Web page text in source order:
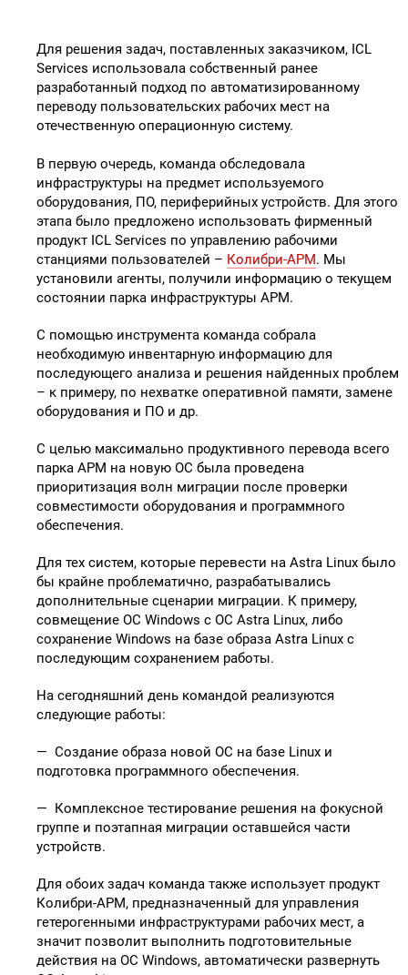
Для решения задач, поставленных заказчиком, ICL
Services использовала собственный ранее
разработанный подход по автоматизированному
переводу пользовательских рабочих мест на
отечественную операционную систему.
В первую очередь, команда обследовала
инфраструктуры на предмет используемого
оборудования, ПО, периферийных устройств. Для этого
этапа было предложено использовать фирменный
продукт ICL Services по управлению рабочими
станциями пользователей – Колибри-АРМ. Мы
установили агенты, получили информацию о текущем
состоянии парка инфраструктуры АРМ.
С помощью инструмента команда собрала
необходимую инвентарную информацию для
последующего анализа и решения найденных проблем
– к примеру, по нехватке оперативной памяти, замене
оборудования и ПО и др.
С целью максимально продуктивного перевода всего
парка АРМ на новую ОС была проведена
приоритизация волн миграции после проверки
совместимости оборудования и программного
обеспечения.
Для тех систем, которые перевести на Astra Linux было
бы крайне проблематично, разрабатывались
дополнительные сценарии миграции. К примеру,
совмещение ОС Windows c OC Astra Linux, либо
сохранение Windows на базе образа Astra Linux с
последующим сохранением работы.
На сегодняшний день командой реализуются
следующие работы:
— Создание образа новой ОС на базе Linux и
подготовка программного обеспечения.
— Комплексное тестирование решения на фокусной
группе и поэтапная миграции оставшейся части
устройств.
Для обоих задач команда также использует продукт
Колибри-АРМ, предназначенный для управления
гетерогенными инфраструктурами рабочих мест, а
значит позволит выполнить подготовительные
действия на ОС Windows, автоматически развернуть